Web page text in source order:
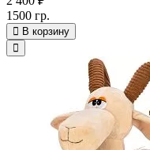
1500 гр.
В корзину